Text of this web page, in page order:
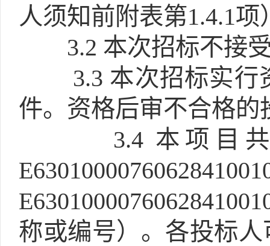
人须知前附表第1.4.1项
3.2 本次招标不接
3.3 本次招标实行
件。资格后审不合格
3.4 本项目
称或编号）。各投标